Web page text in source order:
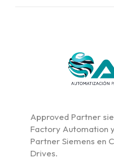
Approved Partner
Factory Automation
Partner Siemens en
Drives.